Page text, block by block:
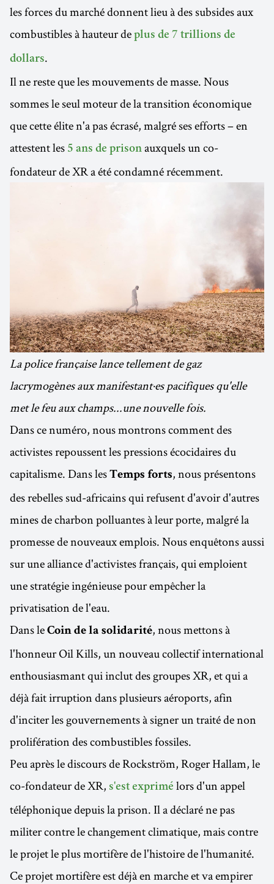
les forces du marché donnent lieu à des subsides aux
combustibles à hauteur de plus de 7 trillions de
dollars.
Il ne reste que les mouvements de masse. Nous
sommes le seul moteur de la transition économique
que cette élite n'a pas écrasé, malgré ses efforts – en
attestent les 5 ans de prison auxquels un co-
fondateur de XR a été condamné récemment.
La police française lance tellement de gaz
lacrymogènes aux manifestant·es pacifiques qu'elle
met le feu aux champs...une nouvelle fois.
Dans ce numéro, nous montrons comment des
activistes repoussent les pressions écocidaires du
capitalisme. Dans les Temps forts, nous présentons
des rebelles sud-africains qui refusent d'avoir d'autres
mines de charbon polluantes à leur porte, malgré la
promesse de nouveaux emplois. Nous enquêtons aussi
sur une alliance d'activistes français, qui emploient
une stratégie ingénieuse pour empêcher la
privatisation de l'eau.
Dans le Coin de la solidarité, nous mettons à
l'honneur Oil Kills, un nouveau collectif international
enthousiasmant qui inclut des groupes XR, et qui a
déjà fait irruption dans plusieurs aéroports, afin
d'inciter les gouvernements à signer un traité de non
prolifération des combustibles fossiles.
Peu après le discours de Rockström, Roger Hallam, le
co-fondateur de XR, s'est exprimé lors d'un appel
téléphonique depuis la prison. Il a déclaré ne pas
militer contre le changement climatique, mais contre
le projet le plus mortifère de l'histoire de l'humanité.
Ce projet mortifère est déjà en marche et va empirer